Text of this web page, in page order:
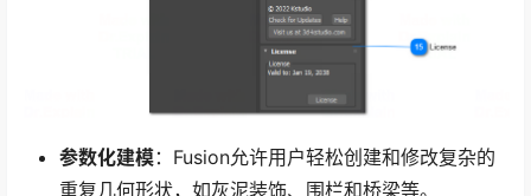
参数化建模：Fusion允许用户轻松创建和修改复杂的
重复几何形状，如灰泥装饰、围栏和桥梁等。